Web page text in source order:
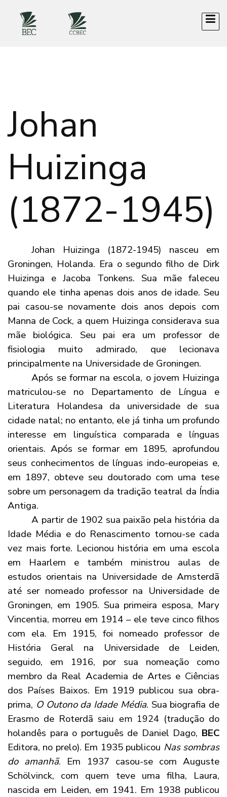
Johan
Huizinga
(1872-1945)
Johan Huizinga (1872-1945) nasceu em
Groningen, Holanda. Era o segundo filho de Dirk
Huizinga e Jacoba Tonkens. Sua mãe faleceu
quando ele tinha apenas dois anos de idade. Seu
pai casou-se novamente dois anos depois com
Manna de Cock, a quem Huizinga considerava sua
mãe biológica. Seu pai era um professor de
fisiologia muito admirado, que lecionava
principalmente na Universidade de Groningen.
Após se formar na escola, o jovem Huizinga
matriculou-se no Departamento de Língua e
Literatura Holandesa da universidade de sua
cidade natal; no entanto, ele já tinha um profundo
interesse em linguística comparada e línguas
orientais. Após se formar em 1895, aprofundou
seus conhecimentos de línguas indo-europeias e,
em 1897, obteve seu doutorado com uma tese
sobre um personagem da tradição teatral da Índia
Antiga.
A partir de 1902 sua paixão pela história da
Idade Média e do Renascimento tornou-se cada
vez mais forte. Lecionou história em uma escola
em Haarlem e também ministrou aulas de
estudos orientais na Universidade de Amsterdã
até ser nomeado professor na Universidade de
Groningen, em 1905. Sua primeira esposa, Mary
Vincentia, morreu em 1914 – ele teve cinco filhos
com ela. Em 1915, foi nomeado professor de
História Geral na Universidade de Leiden,
seguido, em 1916, por sua nomeação como
membro da Real Academia de Artes e Ciências
dos Países Baixos. Em 1919 publicou sua obra-
prima, O Outono da Idade Média. Sua biografia de
Erasmo de Roterdãsaiu em 1924 (tradução do
holandês para o português de Daniel Dago, BEC
Editora, no prelo). Em 1935 publicou Nas sombras
do amanhã. Em 1937 casou-se com Auguste
Schölvinck, com quem teve uma filha, Laura,
nascida em Leiden, em 1941. Em 1938 publicou